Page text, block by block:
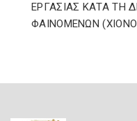
ΕΡΓΑΣΙΑΣ ΚΑΤΑ ΤΗ
ΦΑΙΝΟΜΕΝΩΝ